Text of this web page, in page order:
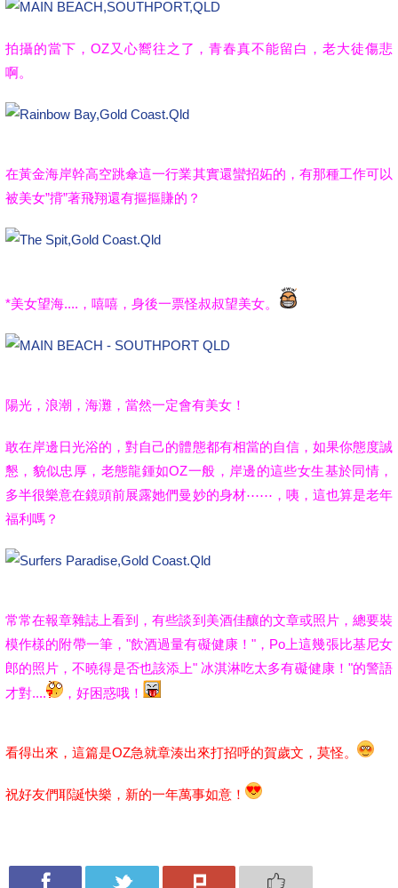
拍攝的當下，OZ又心嚮往之了，青春真不能留白，老大徒傷悲
啊。
在黃金海岸幹高空跳傘這一行業其實還蠻招妬的，有那種工作可以
被美女”揹”著飛翔還有摳摳賺的？
*美女望海....，嘻嘻，身後一票怪叔叔望美女。
陽光，浪潮，海灘，當然一定會有美女！
敢在岸邊日光浴的，對自己的體態都有相當的自信，如果你態度誠
懇，貌似忠厚，老態龍鍾如OZ一般，岸邊的這些女生基於同情，
多半很樂意在鏡頭前展露她們曼妙的身材⋯⋯，咦，這也算是老年
福利嗎？
常常在報章雜誌上看到，有些談到美酒佳釀的文章或照片，總要裝
模作樣的附帶一筆，"飲酒過量有礙健康！"，Po上這幾張比基尼女
郎的照片，不曉得是否也該添上" 冰淇淋吃太多有礙健康！"的警語
才對....
，好困惑哦！
看得出來，這篇是OZ急就章湊出來打招呼的賀歲文，莫怪。
祝好友們耶誕快樂，新的一年萬事如意！